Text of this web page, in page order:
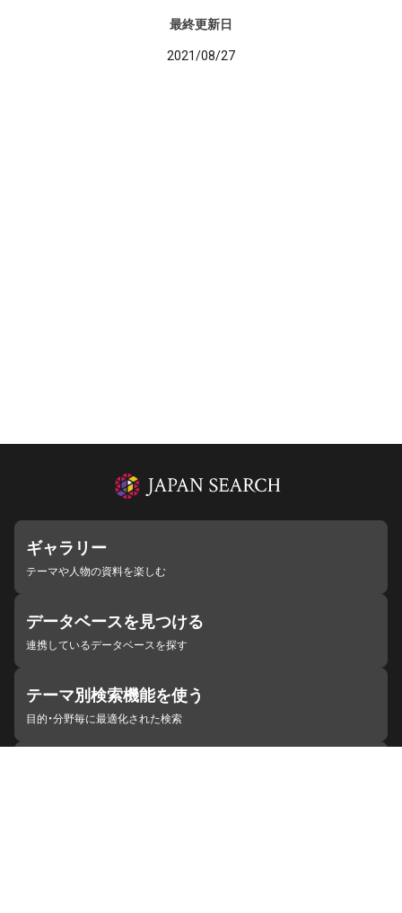
最終更新日
2021/08/27
ギャラリー
テーマや人物の資料を楽しむ
データベースを見つける
連携しているデータベースを探す
テーマ別検索機能を使う
目的・分野毎に最適化された検索